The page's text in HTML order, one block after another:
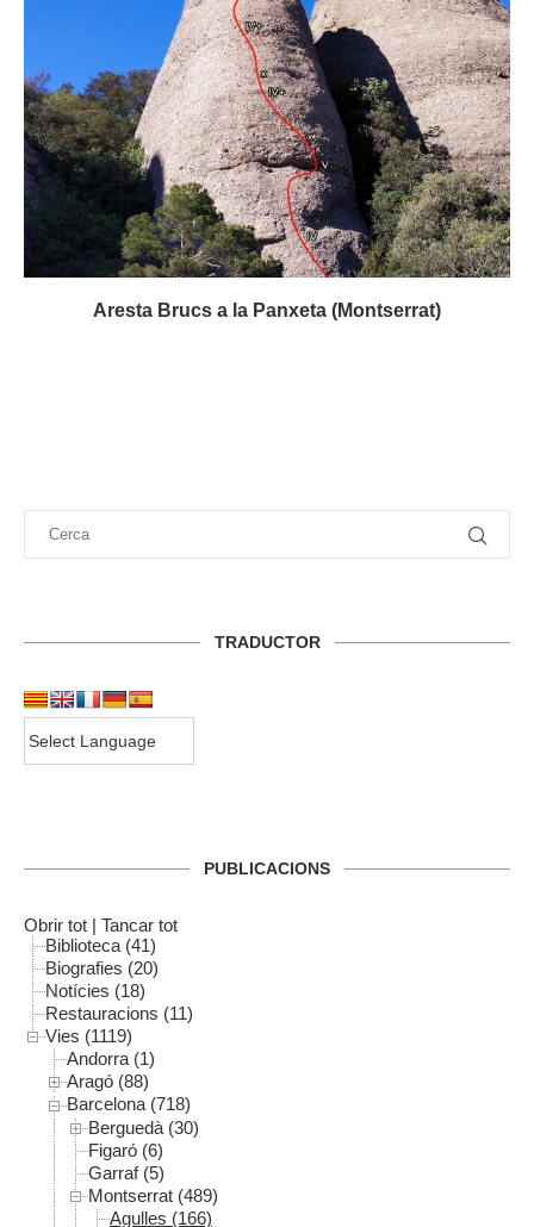
Aresta Brucs a la Panxeta (Montserrat)
TRADUCTOR
PUBLICACIONS
Obrir tot | Tancar tot
Biblioteca (41)
Biografies (20)
Notícies (18)
Restauracions (11)
Vies (1119)
Andorra (1)
Aragó (88)
Barcelona (718)
Berguedà (30)
Figaró (6)
Garraf (5)
Montserrat (489)
Agulles (166)